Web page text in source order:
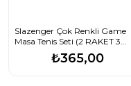
Slazenger Çok Renkli Game
Masa Tenis Seti (2 RAKET 3
₺365,00